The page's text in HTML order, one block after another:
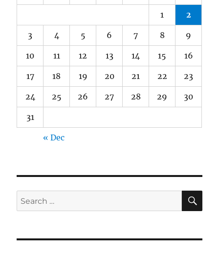
1 2
3 4 5 6 7 8 9
10 11 12 13 14 15 16
17 18 19 20 21 22 23
24 25 26 27 28 29 30
31
« Dec
Search
for: